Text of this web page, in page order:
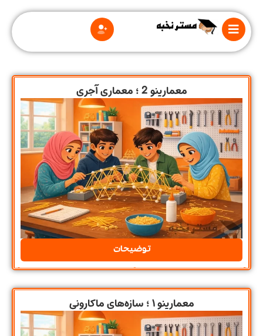
درباره
مقررات
معمارینو 2 ؛ معماری آجری
توضیحات
معمارینو ۱ ؛ سازه‌های ماکارونی